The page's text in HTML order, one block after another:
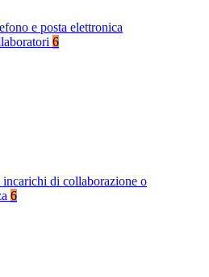
e posta elettronica
6
di collaborazione o
6